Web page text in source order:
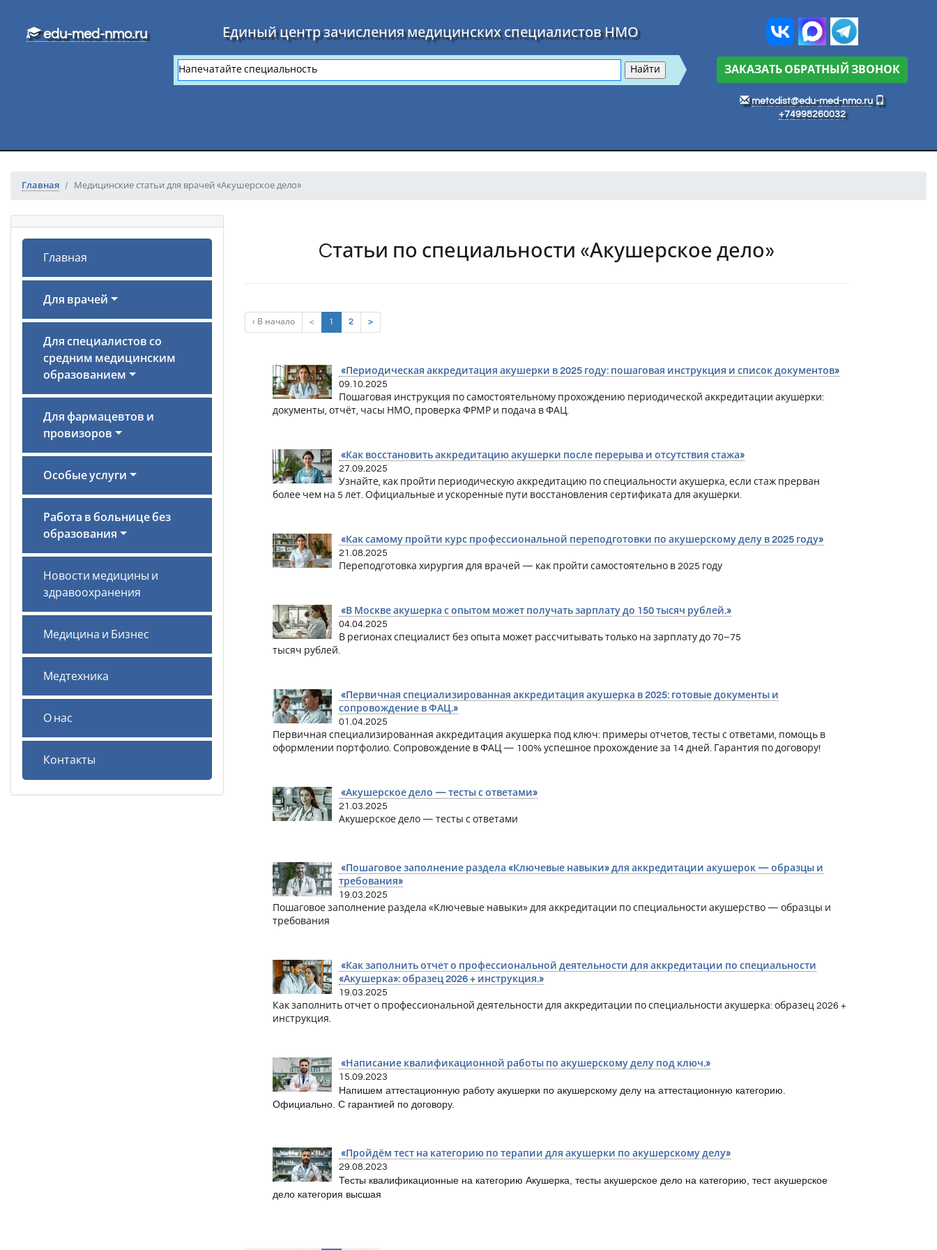
edu-med-nmo.ru Единый центр зачисления медицинских специалистов НМО
ЗАКАЗАТЬ ОБРАТНЫЙ ЗВОНОК
metodist@edu-med-nmo.ru
+74998260032
Главная Медицинские статьи для врачей «Акушерское дело»
Главная
Для врачей
Для специалистов со
средним медицинским
образованием
Для фармацевтов и
провизоров
Особые услуги
Работа в больнице без
образования
Новости медицины и
здравоохранения
Медицина и Бизнес
Медтехника
О нас
Контакты
Cтатьи по специальности «Акушерское дело»
‹ В начало < 1 (current)
2 >
«Периодическая аккредитация акушерки в 2025 году: пошаговая инструкция и список документов»
09.10.2025
Пошаговая инструкция по самостоятельному прохождению периодической аккредитации акушерки:
документы, отчёт, часы НМО, проверка ФРМР и подача в ФАЦ.
«Как восстановить аккредитацию акушерки после перерыва и отсутствия стажа»
27.09.2025
Узнайте, как пройти периодическую аккредитацию по специальности акушерка, если стаж прерван
более чем на 5 лет. Официальные и ускоренные пути восстановления сертификата для акушерки.
«Как самому пройти курс профессиональной переподготовки по акушерскому делу в 2025 году»
21.08.2025
Переподготовка хирургия для врачей — как пройти самостоятельно в 2025 году
«В Москве акушерка с опытом может получать зарплату до 150 тысяч рублей.»
04.04.2025
В регионах специалист без опыта может рассчитывать только на зарплату до 70–75
тысяч рублей.
«Первичная специализированная аккредитация акушерка в 2025: готовые документы и
сопровождение в ФАЦ.»
01.04.2025
Первичная специализированная аккредитация акушерка под ключ: примеры отчетов, тесты с ответами, помощь в
оформлении портфолио. Сопровождение в ФАЦ — 100% успешное прохождение за 14 дней. Гарантия по договору!
«Акушерское дело — тесты с ответами»
21.03.2025
Акушерское дело — тесты с ответами
«Пошаговое заполнение раздела «Ключевые навыки» для аккредитации акушерок — образцы и
требования»
19.03.2025
Пошаговое заполнение раздела «Ключевые навыки» для аккредитации по специальности акушерство — образцы и
требования
«Как заполнить отчет о профессиональной деятельности для аккредитации по специальности
«Акушерка»: образец 2026 + инструкция.»
19.03.2025
Как заполнить отчет о профессиональной деятельности для аккредитации по специальности акушерка: образец 2026 +
инструкция.
«Написание квалификационной работы по акушерскому делу под ключ.»
15.09.2023
Напишем аттестационную работу акушерки по акушерскому делу на аттестационную категорию.
Официально. С гарантией по договору.
«Пройдём тест на категорию по терапии для акушерки по акушерскому делу»
29.08.2023
Тесты квалификационные на категорию Акушерка, тесты акушерское дело на категорию, тест акушерское
дело категория высшая